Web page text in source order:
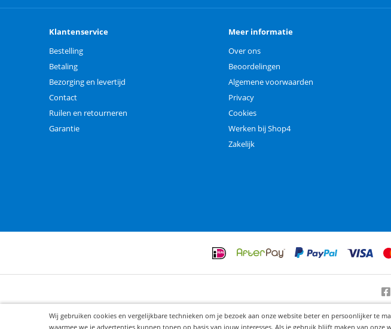
Klantenservice
Bestelling
Betaling
Bezorging en levertijd
Contact
Ruilen en retourneren
Garantie
Meer informatie
Over ons
Beoordelingen
Algemene voorwaarden
Privacy
Cookies
Werken bij Shop4
Zakelijk
Beoordeling door
© 2012-2026
Wij gebruiken cookies en vergelijkbare technieken om je bezoek aan onze website beter en persoonlijker te
waarmee we je advertenties kunnen tonen op basis van jouw interesses. Als je gebruik blijft maken van